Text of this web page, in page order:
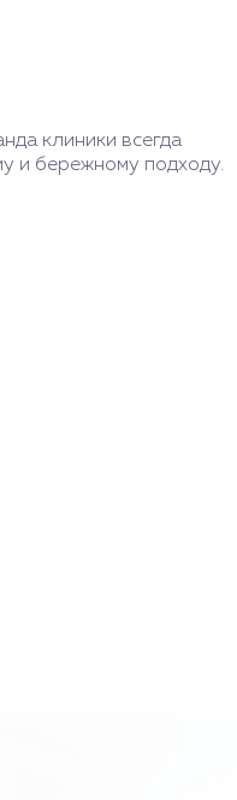
клиники всегда
и бережному подходу.